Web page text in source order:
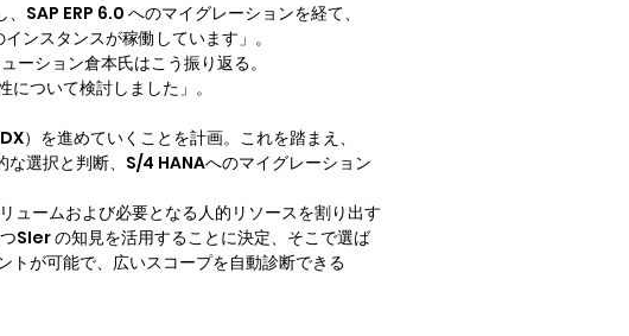
SAP ERP 6.0 へのマイグレーションを経て、
ンスタンスが稼働しています」。
ション倉本氏はこう振り返る。
ついて検討しました」。
）を進めていくことを計画。これを踏まえ、
選択と判断、S/4 HANAへのマイグレーション
ュームおよび必要となる人的リソースを割り出す
SIer の知見を活用することに決定、そこで選ば
トが可能で、広いスコープを自動診断できる